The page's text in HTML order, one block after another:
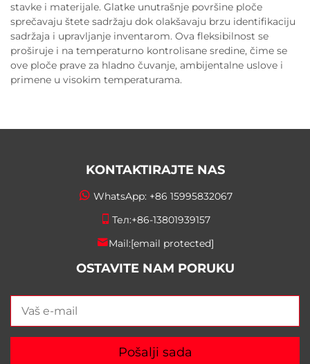
stavke i materijale. Glatke unutrašnje površine ploče
sprečavaju štete sadržaju dok olakšavaju brzu identifikaciju
sadržaja i upravljanje inventarom. Ova fleksibilnost se
proširuje i na temperaturno kontrolisane sredine, čime se
ove ploče prave za hladno čuvanje, ambijentalne uslove i
primene u visokim temperaturama.
KONTAKTIRAJTE NAS
WhatsApp: +86 15995832067
Тел:+86-13801939157
Mail:[email protected]
OSTAVITE NAM PORUKU
Pošalji sada